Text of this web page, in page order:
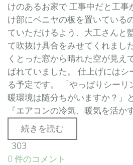
けのあるお家で 工事中だと工事
け部にベニヤの板を置いている
ていただけるよう、大工さんと
て吹抜け具合をみせてくれまし
くとった窓から晴れた空が見え
ばれていました。 仕上げにはシ
る予定です。 「やっぱりシー
暖環境は随分ちがいますか？」
『エアコンの冷気、暖気を活か
続きを読む
303
0 件のコメント